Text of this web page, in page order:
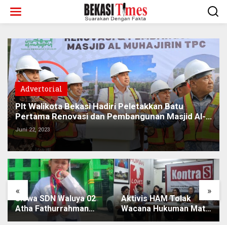
konten
Advertorial
Plt Walikota Bekasi Hadiri Peletakkan Batu
Pertama Renovasi dan Pembangunan Masjid Al-
Muhajirin
Juni 22, 2023
« »
Siswa SDN Waluya 02
Atha Fathurrahman
Raih Medali Emas
Aktivis HAM Tolak
Wacana Hukuman Mati
Koruptor, Karena Tak